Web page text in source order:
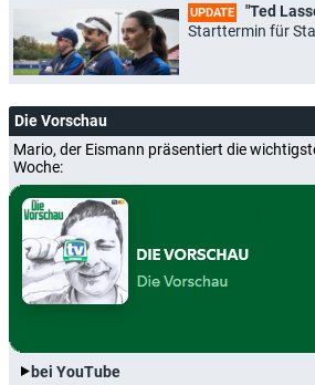
UPDATE "Ted
Starttermin für
Die Vorschau
Mario, der Eismann präsentiert die
Woche:
bei YouTube